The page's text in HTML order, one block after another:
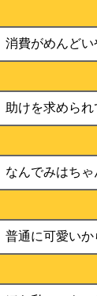
消費がめんど
助けを求めら
なんでみはち
普通に可愛いか